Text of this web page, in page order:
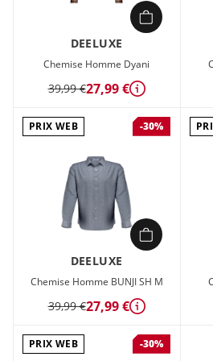
DEELUXE
Chemise Homme Dyani
39,99 €27,99 € Détails
PRIX WEB -30%
DEELUXE
Chemise Homme BUNJI SH M
39,99 €27,99 € Détails
PRIX WEB -30%